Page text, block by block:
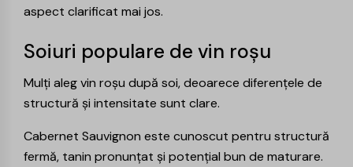
aspect clarificat mai jos.
Soiuri populare de vin roșu
Mulți aleg vin roșu după soi, deoarece diferențele de
structură și intensitate sunt clare.
Cabernet Sauvignon este cunoscut pentru structură
fermă, tanin pronunțat și potențial bun de maturare.